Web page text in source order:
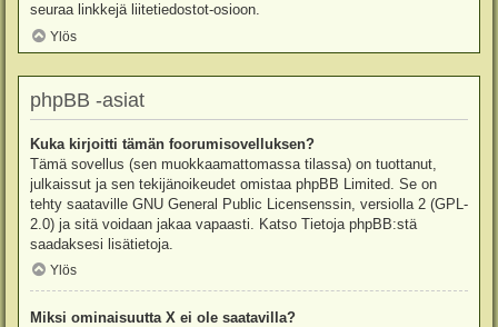
seuraa linkkejä liitetiedostot-osioon.
Ylös
phpBB -asiat
Kuka kirjoitti tämän foorumisovelluksen?
Tämä sovellus (sen muokkaamattomassa tilassa) on tuottanut,
julkaissut ja sen tekijänoikeudet omistaa phpBB Limited . Se on
tehty saataville GNU General Public Licensenssin, versiolla 2 (GPL-
2.0) ja sitä voidaan jakaa vapaasti. Katso Tietoja phpBB:stä
saadaksesi lisätietoja.
Ylös
Miksi ominaisuutta X ei ole saatavilla?